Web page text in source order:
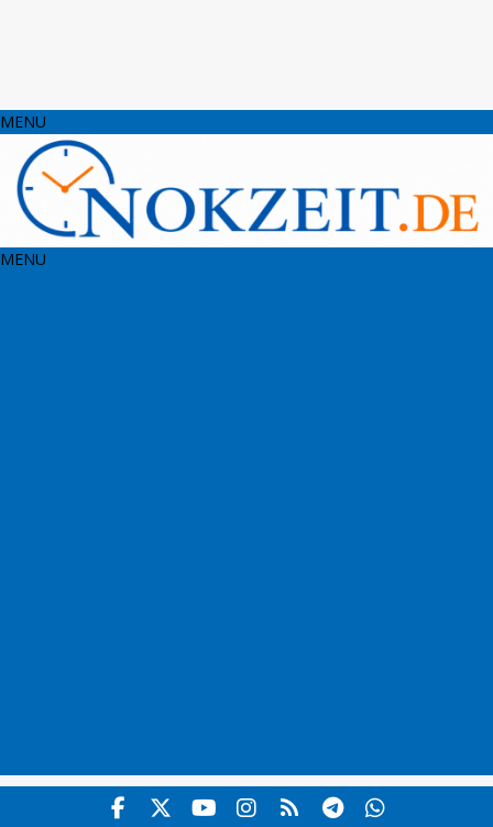
MENU
MENU